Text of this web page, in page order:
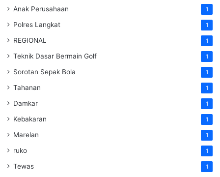
Anak Perusahaan 1
Polres Langkat 1
REGIONAL 1
Teknik Dasar Bermain Golf 1
Sorotan Sepak Bola 1
Tahanan 1
Damkar 1
Kebakaran 1
Marelan 1
ruko 1
Tewas 1